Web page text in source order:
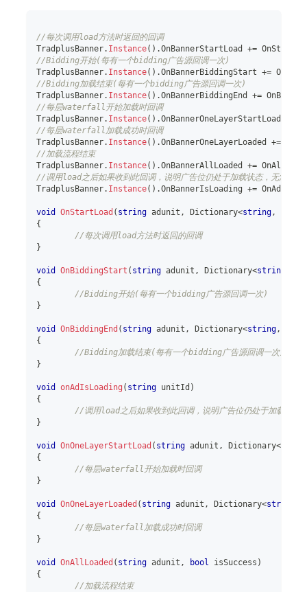
//每次调用load方法时返回的回调
TradplusBanner. Instance( ) .OnBannerStartLoad +=
//Bidding开始(每有一个bidding广告源回调一次)
TradplusBanner. Instance( ) .OnBannerBiddingStart +=
//Bidding加载结束(每有一个bidding广告源回调一次)
TradplusBanner. Instance( ) .OnBannerBiddingEnd +=
//每层waterfall开始加载时回调
TradplusBanner. Instance( ) .OnBannerOneLayerStartLoad
//每层waterfall加载成功时回调
TradplusBanner. Instance( ) .OnBannerOneLayerLoaded +=
//加载流程结束
TradplusBanner. Instance( ) .OnBannerAllLoaded +=
//调用load之后如果收到此回调，说明广告位仍处于加载状态，无法触
TradplusBanner. Instance( ) .OnBannerIsLoading +=
void OnStartLoad ( string adunit , Dictionary<string,
{
//每次调用load方法时返回的回调
}
void OnBiddingStart ( string adunit , Dictionary<string
{
//Bidding开始(每有一个bidding广告源回调一次)
}
void OnBiddingEnd ( string adunit , Dictionary<string,
{
//Bidding加载结束(每有一个bidding广告源回调一次)
}
void onAdIsLoading ( string unitId )
{
//调用load之后如果收到此回调，说明广告位仍处于加载状
}
void OnOneLayerStartLoad ( string adunit , Dictionary<
{
//每层waterfall开始加载时回调
}
void OnOneLayerLoaded ( string adunit , Dictionary<string
{
//每层waterfall加载成功时回调
}
void OnAllLoaded ( string adunit , bool isSuccess )
{
//加载流程结束